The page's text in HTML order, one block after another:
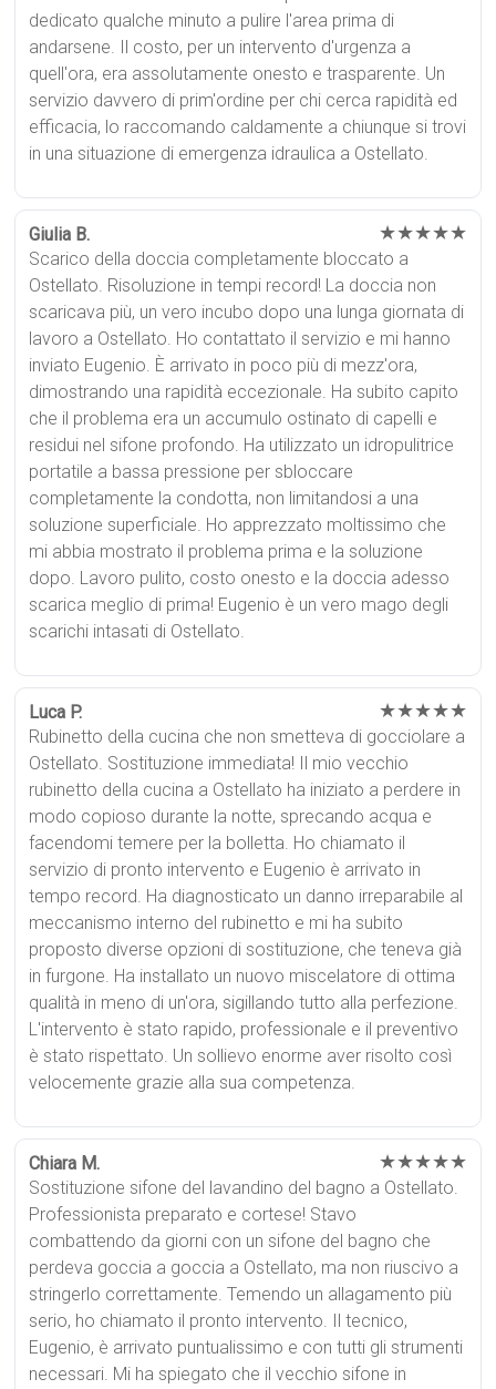
dedicato qualche minuto a pulire l'area prima di
andarsene. Il costo, per un intervento d'urgenza a
quell'ora, era assolutamente onesto e trasparente. Un
servizio davvero di prim'ordine per chi cerca rapidità ed
efficacia, lo raccomando caldamente a chiunque si trovi
in una situazione di emergenza idraulica a Ostellato.
Giulia B. ★★★★★
Scarico della doccia completamente bloccato a
Ostellato. Risoluzione in tempi record! La doccia non
scaricava più, un vero incubo dopo una lunga giornata di
lavoro a Ostellato. Ho contattato il servizio e mi hanno
inviato Eugenio. È arrivato in poco più di mezz'ora,
dimostrando una rapidità eccezionale. Ha subito capito
che il problema era un accumulo ostinato di capelli e
residui nel sifone profondo. Ha utilizzato un idropulitrice
portatile a bassa pressione per sbloccare
completamente la condotta, non limitandosi a una
soluzione superficiale. Ho apprezzato moltissimo che
mi abbia mostrato il problema prima e la soluzione
dopo. Lavoro pulito, costo onesto e la doccia adesso
scarica meglio di prima! Eugenio è un vero mago degli
scarichi intasati di Ostellato.
Luca P. ★★★★★
Rubinetto della cucina che non smetteva di gocciolare a
Ostellato. Sostituzione immediata! Il mio vecchio
rubinetto della cucina a Ostellato ha iniziato a perdere in
modo copioso durante la notte, sprecando acqua e
facendomi temere per la bolletta. Ho chiamato il
servizio di pronto intervento e Eugenio è arrivato in
tempo record. Ha diagnosticato un danno irreparabile al
meccanismo interno del rubinetto e mi ha subito
proposto diverse opzioni di sostituzione, che teneva già
in furgone. Ha installato un nuovo miscelatore di ottima
qualità in meno di un'ora, sigillando tutto alla perfezione.
L'intervento è stato rapido, professionale e il preventivo
è stato rispettato. Un sollievo enorme aver risolto così
velocemente grazie alla sua competenza.
Chiara M. ★★★★★
Sostituzione sifone del lavandino del bagno a Ostellato.
Professionista preparato e cortese! Stavo
combattendo da giorni con un sifone del bagno che
perdeva goccia a goccia a Ostellato, ma non riuscivo a
stringerlo correttamente. Temendo un allagamento più
serio, ho chiamato il pronto intervento. Il tecnico,
Eugenio, è arrivato puntualissimo e con tutti gli strumenti
necessari. Mi ha spiegato che il vecchio sifone in